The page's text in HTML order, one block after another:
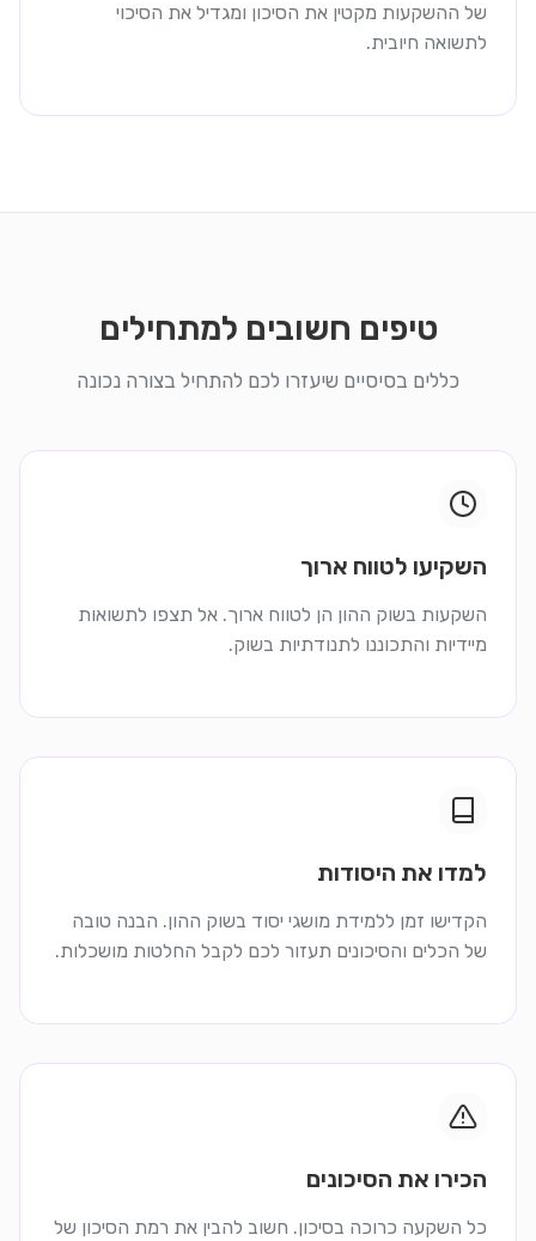
של ההשקעות מקטין את הסיכון ומגדיל את הסיכוי
לתשואה חיובית.
טיפים חשובים למתחילים
כללים בסיסיים שיעזרו לכם להתחיל בצורה נכונה
השקיעו לטווח ארוך
השקעות בשוק ההון הן לטווח ארוך. אל תצפו לתשואות
מיידיות והתכוננו לתנודתיות בשוק.
למדו את היסודות
הקדישו זמן ללמידת מושגי יסוד בשוק ההון. הבנה טובה
של הכלים והסיכונים תעזור לכם לקבל החלטות מושכלות.
הכירו את הסיכונים
כל השקעה כרוכה בסיכון. חשוב להבין את רמת הסיכון של